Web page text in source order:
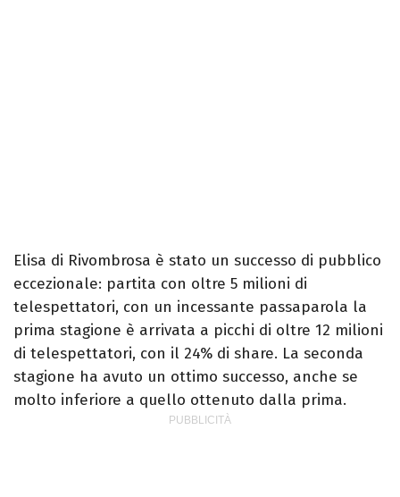
Elisa di Rivombrosa è stato un successo di pubblico
eccezionale: partita con oltre 5 milioni di
telespettatori, con un incessante passaparola la
prima stagione è arrivata a picchi di oltre 12 milioni
di telespettatori, con il 24% di share. La seconda
stagione ha avuto un ottimo successo, anche se
molto inferiore a quello ottenuto dalla prima.